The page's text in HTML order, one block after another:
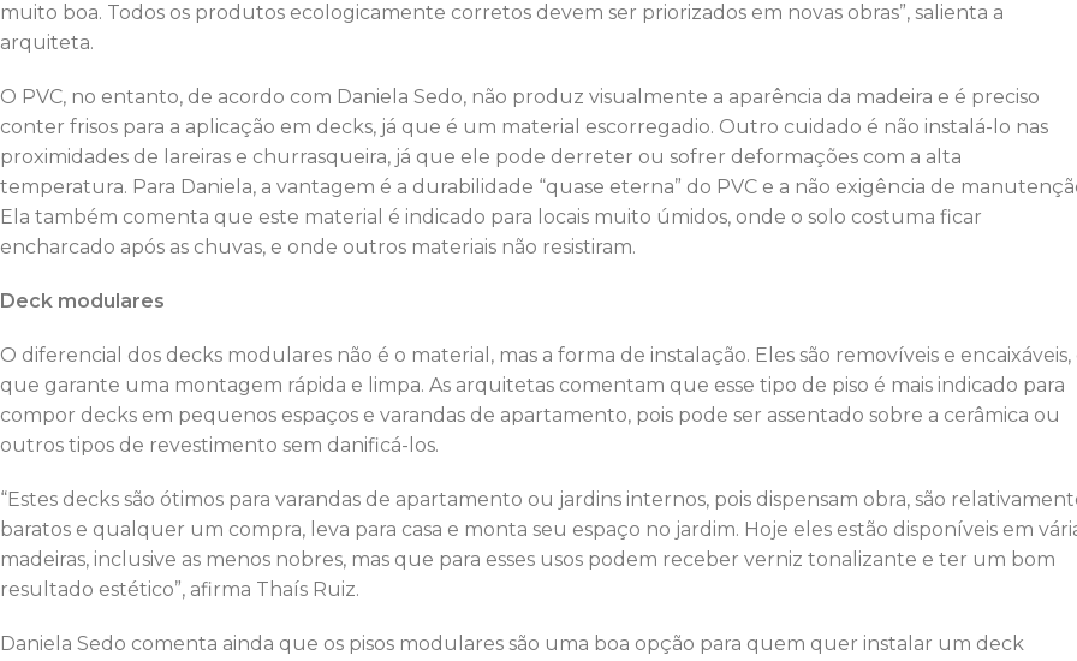
muito boa. Todos os produtos ecologicamente corretos devem ser priorizados em novas obras”, salienta a
arquiteta.
O PVC, no entanto, de acordo com Daniela Sedo, não produz visualmente a aparência da madeira e é preciso
conter frisos para a aplicação em decks, já que é um material escorregadio. Outro cuidado é não instalá-lo nas
proximidades de lareiras e churrasqueira, já que ele pode derreter ou sofrer deformações com a alta
temperatura. Para Daniela, a vantagem é a durabilidade “quase eterna” do PVC e a não exigência de
Ela também comenta que este material é indicado para locais muito úmidos, onde o solo costuma ficar
encharcado após as chuvas, e onde outros materiais não resistiram.
Deck modulares
O diferencial dos decks modulares não é o material, mas a forma de instalação. Eles são removíveis e encaixáveis,
que garante uma montagem rápida e limpa. As arquitetas comentam que esse tipo de piso é mais indicado para
compor decks em pequenos espaços e varandas de apartamento, pois pode ser assentado sobre a cerâmica ou
outros tipos de revestimento sem danificá-los.
“Estes decks são ótimos para varandas de apartamento ou jardins internos, pois dispensam obra, são
baratos e qualquer um compra, leva para casa e monta seu espaço no jardim. Hoje eles estão disponíveis em
madeiras, inclusive as menos nobres, mas que para esses usos podem receber verniz tonalizante e ter um bom
resultado estético”, afirma Thaís Ruiz.
Daniela Sedo comenta ainda que os pisos modulares são uma boa opção para quem quer instalar um deck